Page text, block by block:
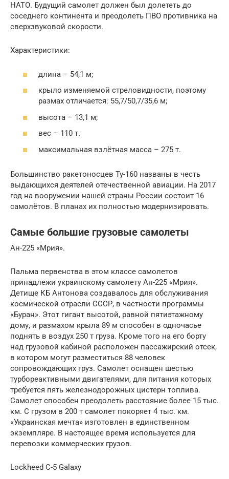
НАТО. Будущий самолет должен был долететь до
соседнего континента и преодолеть ПВО противника на
сверхзвуковой скорости.
Характеристики:
длина – 54,1 м;
крыло изменяемой стреловидности, поэтому
размах отличается: 55,7/50,7/35,6 м;
высота – 13,1 м;
вес – 110 т.
максимальная взлётная масса – 275 т.
Большинство ракетоносцев Ту-160 названы в честь
выдающихся деятелей отечественной авиации. На 2017
год на вооружении нашей страны России состоит 16
самолётов. В планах их полностью модернизировать.
Самые большие грузовые самолеты
Ан-225 «Мрия».
Пальма первенства в этом классе самолетов
принадлежи украинскому самолету Ан-225 «Мрия».
Детище КБ Антонова создавалось для обслуживания
космической отрасли СССР, в частности программы
«Буран». Этот гигант высотой, равной пятиэтажному
дому, и размахом крыла 89 м способен в одночасье
поднять в воздух 250 т груза. Кроме того на его борту
над грузовой кабиной расположен пассажирский отсек,
в котором могут разместиться 88 человек
сопровождающих груз. Самолет оснащен шестью
турбореактивными двигателями, для питания которых
требуется пять железнодорожных цистерн топлива.
Самолет способен преодолеть расстояние более 15 тыс.
км. С грузом в 200 т самолет покоряет 4 тыс. км.
«Украинская мечта» изготовлен в единственном
экземпляре. В настоящее время используется для
перевозки коммерческих грузов.
Lockheed C-5 Galaxy